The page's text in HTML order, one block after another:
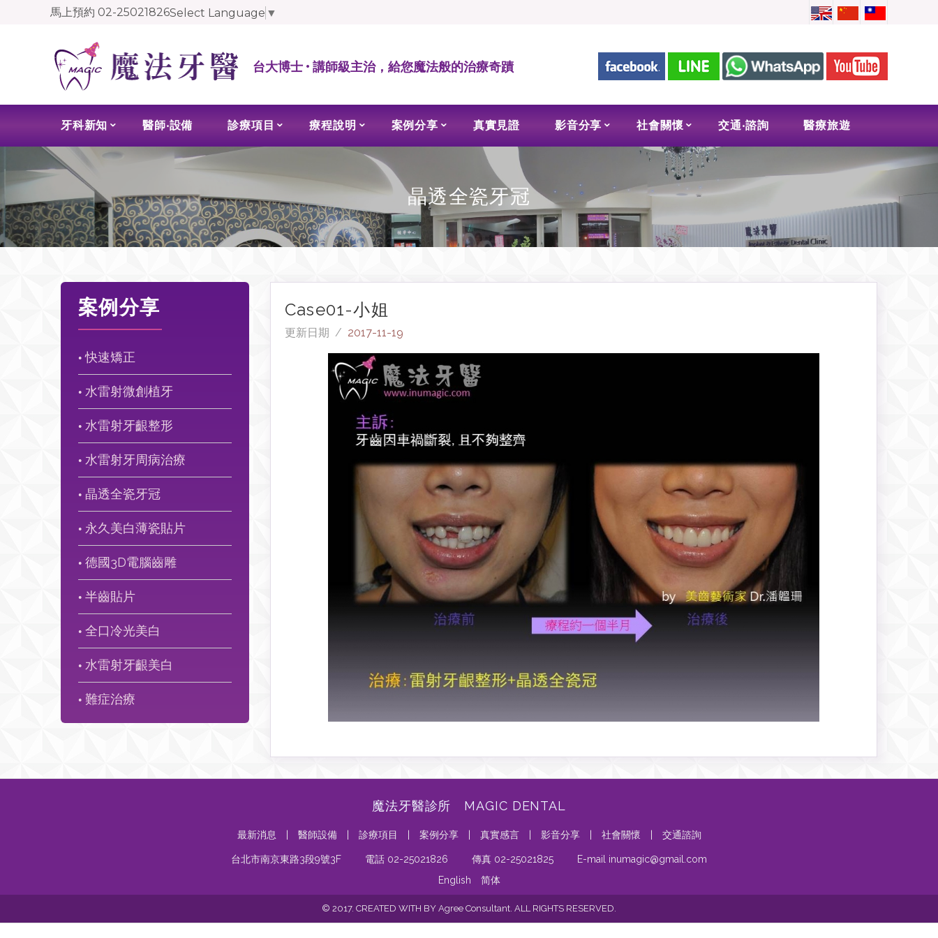
馬上預約 02-25021826Select Language ▼
台大博士 • 講師級主治，給您魔法般的治療奇蹟
牙科新知 醫師‧設備 診療項目 療程說明 案例分享 真實見證 影音分享 社會關懷 交通‧諮詢 醫療旅遊
晶透全瓷牙冠
案例分享
● 快速矯正
● 水雷射微創植牙
● 水雷射牙齦整形
● 水雷射牙周病治療
● 晶透全瓷牙冠
● 永久美白薄瓷貼片
● 德國3D電腦齒雕
● 半齒貼片
● 全口冷光美白
● 水雷射牙齦美白
● 難症治療
Case01-小姐
更新日期 / 2017-11-19
魔法牙醫診所 MAGIC DENTAL
最新消息 醫師設備| 診療項目 案例分享| 真實感言| 影音分享| 社會關懷 交通諮詢
台北市南京東路3段9號3F 電話 02-25021826 傳真 02-25021825
E-mail inumagic@gmail.com
English
简体
© 2017. CREATED WITH BY Agree Consultant. ALL RIGHTS RESERVED.